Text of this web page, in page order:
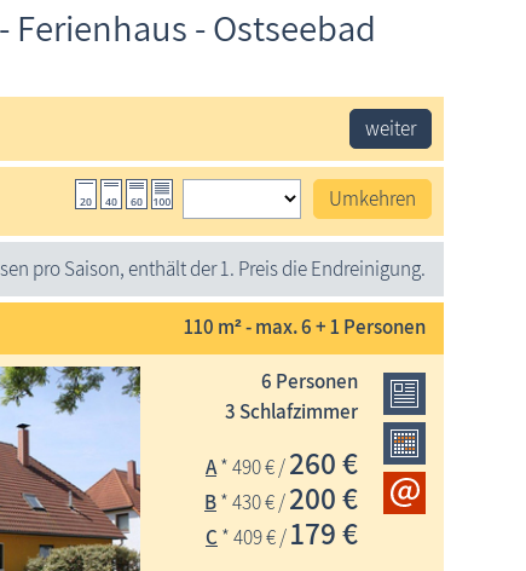
- Ostseebad
weiter
Umkehren
pro Saison, enthält der 1. Preis die Endreinigung.
110 m² - max. 6 + 1 Personen
6 Personen
3 Schlafzimmer
A* 490 € /260 €
B* 430 € /200 €
C * 409 € /179 €